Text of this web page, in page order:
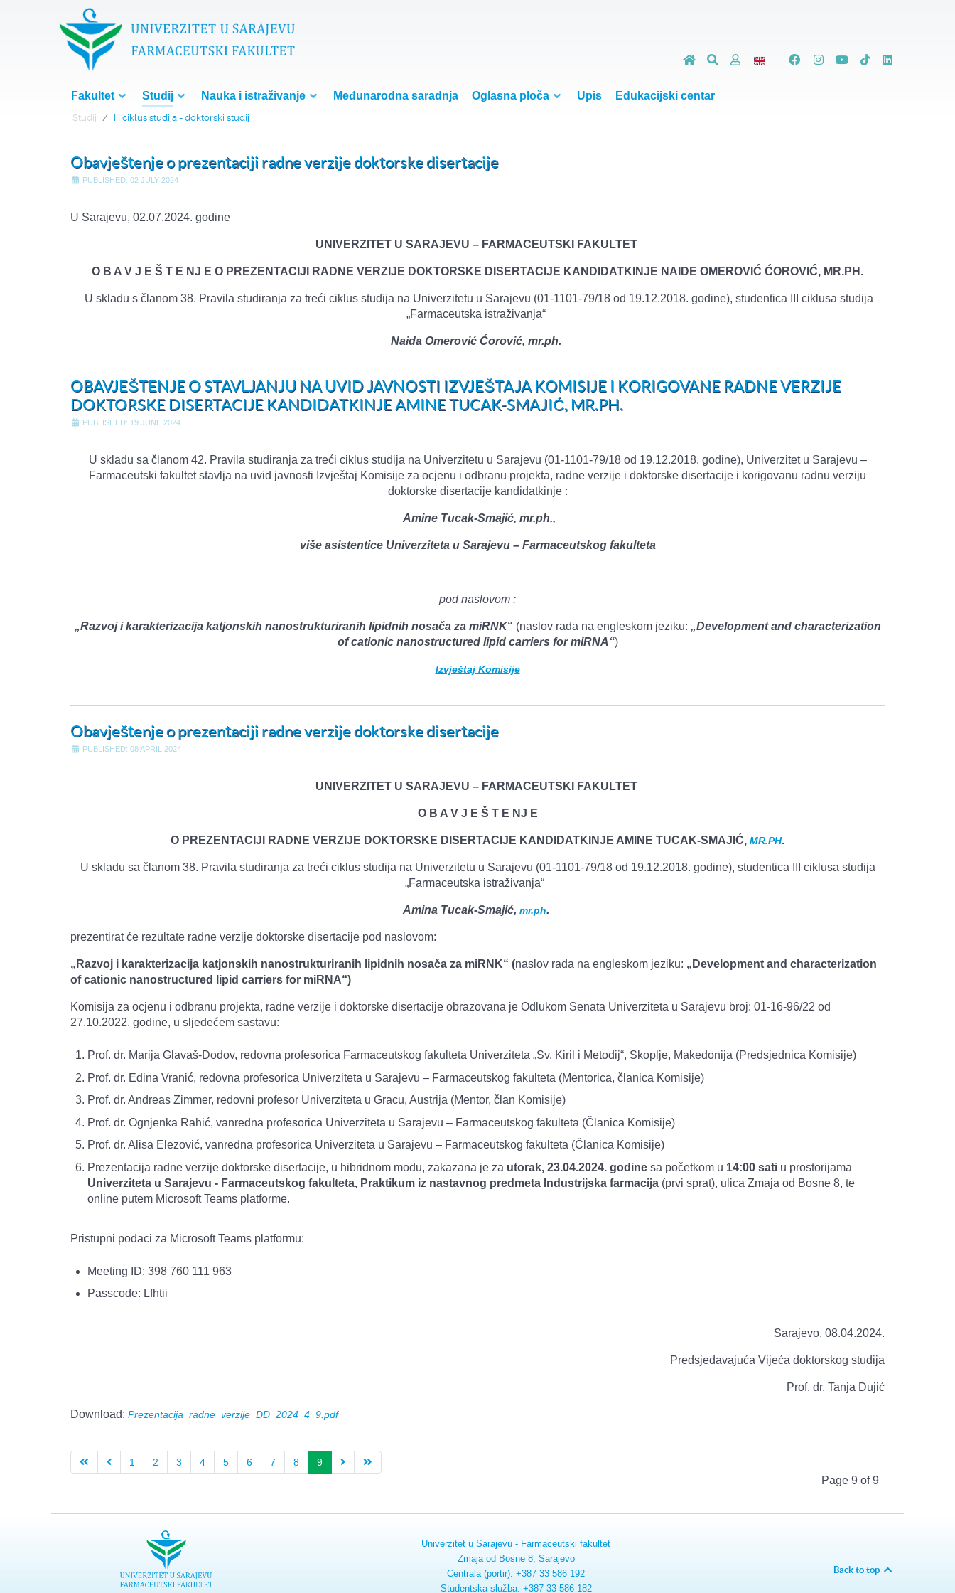
Fakultet Studij Nauka i istraživanje Međunarodna saradnja Oglasna ploča Upis Edukacijski centar
Studij III ciklus studija - doktorski studij
Obavještenje o prezentaciji radne verzije doktorske disertacije
PUBLISHED: 02 JULY 2024
U Sarajevu, 02.07.2024. godine
UNIVERZITET U SARAJEVU – FARMACEUTSKI FAKULTET
O B A V J E Š T E NJ E O PREZENTACIJI RADNE VERZIJE DOKTORSKE DISERTACIJE KANDIDATKINJE NAIDE OMEROVIĆ ĆOROVIĆ, MR.PH .
U skladu s članom 38. Pravila studiranja za treći ciklus studija na Univerzitetu u Sarajevu (01-1101-79/18 od 19.12.2018. godine), studentica III ciklusa studija
„Farmaceutska istraživanja“
Naida Omerović Ćorović, mr.ph.
OBAVJEŠTENJE O STAVLJANJU NA UVID JAVNOSTI IZVJEŠTAJA KOMISIJE I KORIGOVANE RADNE VERZIJE
DOKTORSKE DISERTACIJE KANDIDATKINJE AMINE TUCAK-SMAJIĆ, MR.PH.
PUBLISHED: 19 JUNE 2024
U skladu sa članom 42. Pravila studiranja za treći ciklus studija na Univerzitetu u Sarajevu (01-1101-79/18 od 19.12.2018. godine), Univerzitet u Sarajevu –
Farmaceutski fakultet stavlja na uvid javnosti Izvještaj Komisije za ocjenu i odbranu projekta, radne verzije i doktorske disertacije i korigovanu radnu verziju
doktorske disertacije kandidatkinje :
Amine Tucak-Smajić, mr.ph.,
više asistentice Univerziteta u Sarajevu – Farmaceutskog fakulteta
pod naslovom :
„Razvoj i karakterizacija katjonskih nanostrukturiranih lipidnih nosača za miRNK“ (naslov rada na engleskom jeziku: „Development and characterization
of cationic nanostructured lipid carriers for miRNA“)
Izvještaj Komisije
Obavještenje o prezentaciji radne verzije doktorske disertacije
PUBLISHED: 08 APRIL 2024
UNIVERZITET U SARAJEVU – FARMACEUTSKI FAKULTET
O B A V J E Š T E NJ E
O PREZENTACIJI RADNE VERZIJE DOKTORSKE DISERTACIJE KANDIDATKINJE AMINE TUCAK-SMAJIĆ, MR.PH.
U skladu sa članom 38. Pravila studiranja za treći ciklus studija na Univerzitetu u Sarajevu (01-1101-79/18 od 19.12.2018. godine), studentica III ciklusa studija
„Farmaceutska istraživanja“
Amina Tucak-Smajić, mr.ph.
prezentirat će rezultate radne verzije doktorske disertacije pod naslovom:
„Razvoj i karakterizacija katjonskih nanostrukturiranih lipidnih nosača za miRNK“ (naslov rada na engleskom jeziku: „Development and characterization
of cationic nanostructured lipid carriers for miRNA“)
Komisija za ocjenu i odbranu projekta, radne verzije i doktorske disertacije obrazovana je Odlukom Senata Univerziteta u Sarajevu broj: 01-16-96/22 od
27.10.2022. godine, u sljedećem sastavu:
Prof. dr. Marija Glavaš-Dodov, redovna profesorica Farmaceutskog fakulteta Univerziteta „Sv. Kiril i Metodij“, Skoplje, Makedonija (Predsjednica Komisije)
Prof. dr. Edina Vranić, redovna profesorica Univerziteta u Sarajevu – Farmaceutskog fakulteta (Mentorica, članica Komisije)
Prof. dr. Andreas Zimmer, redovni profesor Univerziteta u Gracu, Austrija (Mentor, član Komisije)
Prof. dr. Ognjenka Rahić, vanredna profesorica Univerziteta u Sarajevu – Farmaceutskog fakulteta (Članica Komisije)
Prof. dr. Alisa Elezović, vanredna profesorica Univerziteta u Sarajevu – Farmaceutskog fakulteta (Članica Komisije)
Prezentacija radne verzije doktorske disertacije, u hibridnom modu, zakazana je za utorak, 23.04.2024. godine sa početkom u 14:00 sati u prostorijama
Univerziteta u Sarajevu - Farmaceutskog fakulteta, Praktikum iz nastavnog predmeta Industrijska farmacija (prvi sprat), ulica Zmaja od Bosne 8, te
online putem Microsoft Teams platforme.
Pristupni podaci za Microsoft Teams platformu:
Meeting ID: 398 760 111 963
Passcode: Lfhtii
Sarajevo, 08.04.2024.
Predsjedavajuća Vijeća doktorskog studija
Prof. dr. Tanja Dujić
Download: Prezentacija_radne_verzije_DD_2024_4_9.pdf
Page 9 of 9
1 2 3 4 5 6 7 8 9
Univerzitet u Sarajevu - Farmaceutski fakultet
Zmaja od Bosne 8, Sarajevo
Centrala (portir): +387 33 586 192
Studentska služba: +387 33 586 182
Back to top